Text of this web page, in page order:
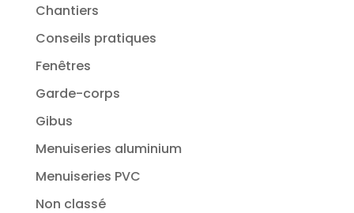
Chantiers
Conseils pratiques
Fenêtres
Garde-corps
Gibus
Menuiseries aluminium
Menuiseries PVC
Non classé